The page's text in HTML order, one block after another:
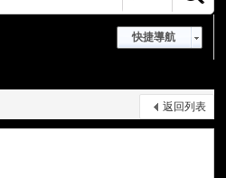
快捷導航
返回列表